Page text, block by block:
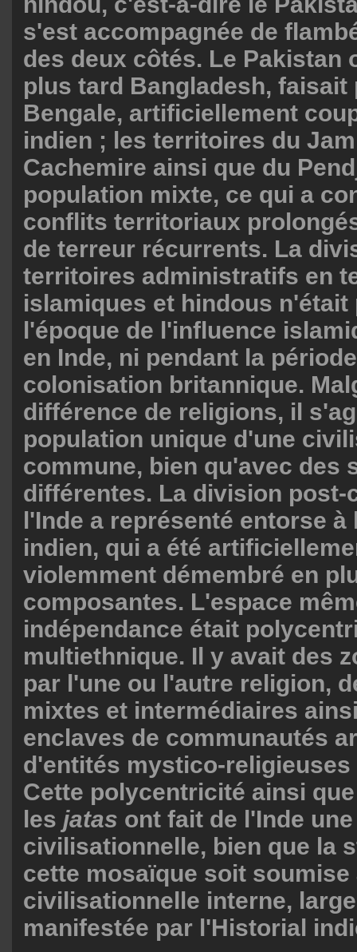
s'est accompagnée de
des deux côtés. Le Pakistan
plus tard Bangladesh, faisait
Bengale, artificiellement
indien ; les territoires du
Cachemire ainsi que du
population mixte, ce qui a
conflits territoriaux
de terreur récurrents. La
territoires administratifs en
islamiques et hindous n'était
l'époque de l'influence
en Inde, ni pendant la
colonisation britannique.
différence de religions, il
population unique d'une
commune, bien qu'avec des
différentes. La division post-
l'Inde a représenté entorse
indien, qui a été
violemment démembré en
composantes. L'espace
indépendance était
multiethnique. Il y avait des
par l'une ou l'autre religion,
mixtes et intermédiaires
enclaves de communautés
d'entités mystico-
Cette polycentricité ainsi
les jatas ont fait de l'Inde
civilisationnelle, bien que la
cette mosaïque soit soumise
civilisationnelle interne,
manifestée par l'Historial